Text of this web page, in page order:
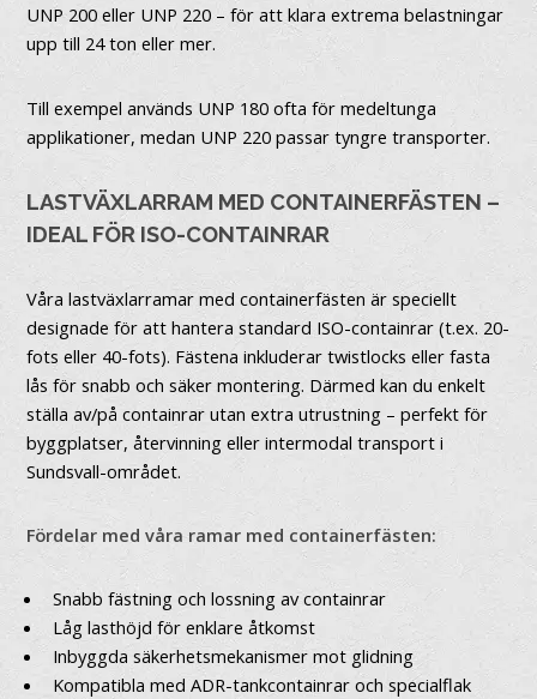
UNP 200 eller UNP 220 – för att klara extrema belastningar
upp till 24 ton eller mer.
Till exempel används UNP 180 ofta för medeltunga
applikationer, medan UNP 220 passar tyngre transporter.
LASTVÄXLARRAM MED CONTAINERFÄSTEN –
IDEAL FÖR ISO-CONTAINRAR
Våra lastväxlarramar med containerfästen är speciellt
designade för att hantera standard ISO-containrar (t.ex. 20-
fots eller 40-fots). Fästena inkluderar twistlocks eller fasta
lås för snabb och säker montering. Därmed kan du enkelt
ställa av/på containrar utan extra utrustning – perfekt för
byggplatser, återvinning eller intermodal transport i
Sundsvall-området.
Fördelar med våra ramar med containerfästen:
Snabb fästning och lossning av containrar
Låg lasthöjd för enklare åtkomst
Inbyggda säkerhetsmekanismer mot glidning
Kompatibla med ADR-tankcontainrar och specialflak